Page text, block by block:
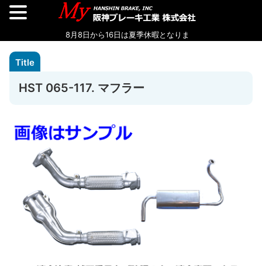
HST 065-117. マフラー